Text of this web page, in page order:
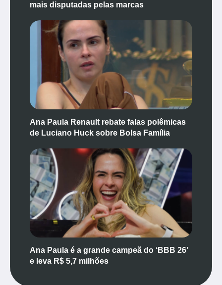
mais disputadas pelas marcas
Ana Paula Renault rebate falas polêmicas
de Luciano Huck sobre Bolsa Família
Ana Paula é a grande campeã do ‘BBB 26’
e leva R$ 5,7 milhões